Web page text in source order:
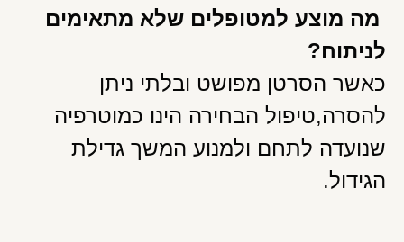
מה מוצע למטופלים שלא מתאימים
לניתוח?
כאשר הסרטן מפושט ובלתי ניתן
להסרה,טיפול הבחירה הינו כמוטרפיה
שנועדה לתחם ולמנוע המשך גדילת
הגידול.